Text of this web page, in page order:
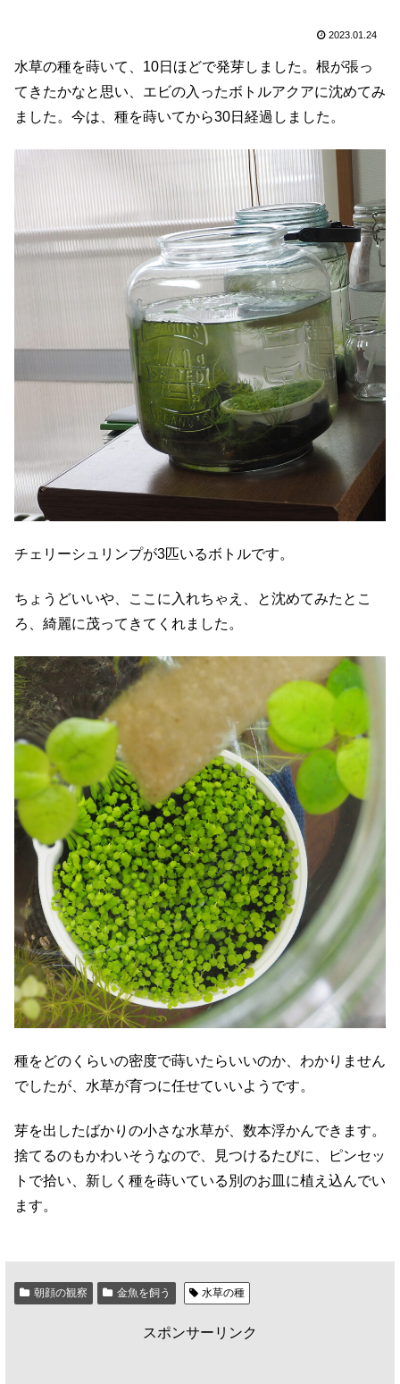
2023.01.24
水草の種を蒔いて、10日ほどで発芽しました。根が張っ
てきたかなと思い、エビの入ったボトルアクアに沈めてみ
ました。今は、種を蒔いてから30日経過しました。
チェリーシュリンプが3匹いるボトルです。
ちょうどいいや、ここに入れちゃえ、と沈めてみたとこ
ろ、綺麗に茂ってきてくれました。
種をどのくらいの密度で蒔いたらいいのか、わかりません
でしたが、水草が育つに任せていいようです。
芽を出したばかりの小さな水草が、数本浮かんできます。
捨てるのもかわいそうなので、見つけるたびに、ピンセッ
トで拾い、新しく種を蒔いている別のお皿に植え込んでい
ます。
朝顔の観察 金魚を飼う 水草の種
スポンサーリンク